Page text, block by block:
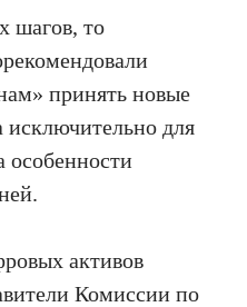
шагов, то
принять новые
исключительно для
особенности
активов
Комиссии по